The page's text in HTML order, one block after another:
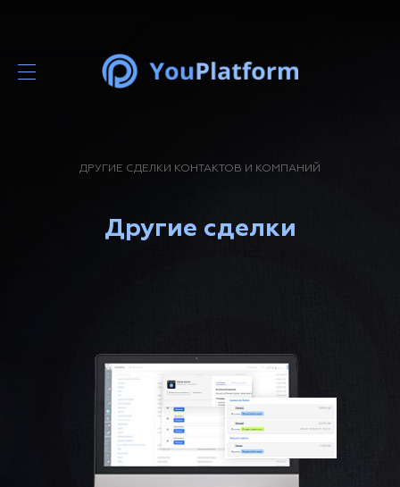
ДРУГИЕ СДЕЛКИ КОНТАКТОВ И КОМПАНИЙ
Другие сделки